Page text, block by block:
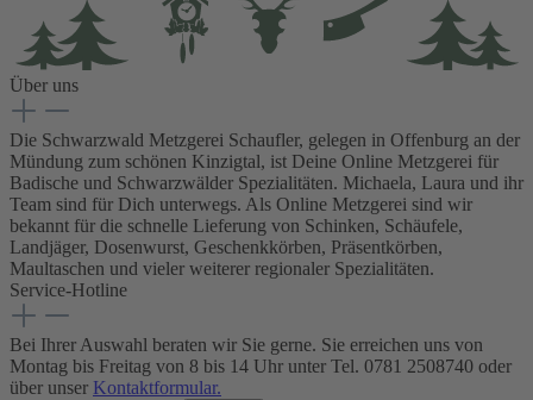
Über uns
Die Schwarzwald Metzgerei Schaufler, gelegen in Offenburg an der
Mündung zum schönen Kinzigtal, ist Deine Online Metzgerei für
Badische und Schwarzwälder Spezialitäten. Michaela, Laura und ihr
Team sind für Dich unterwegs. Als Online Metzgerei sind wir
bekannt für die schnelle Lieferung von Schinken, Schäufele,
Landjäger, Dosenwurst, Geschenkkörben, Präsentkörben,
Maultaschen und vieler weiterer regionaler Spezialitäten.
Service-Hotline
Bei Ihrer Auswahl beraten wir Sie gerne. Sie erreichen uns von
Montag bis Freitag von 8 bis 14 Uhr unter Tel. 0781 2508740 oder
über unser Kontaktformular.